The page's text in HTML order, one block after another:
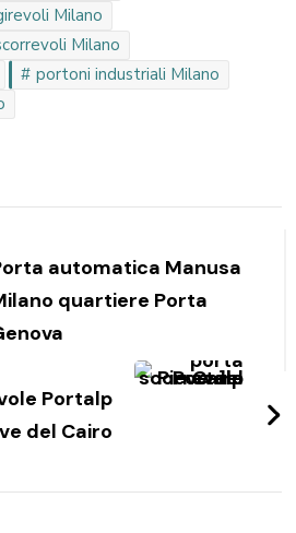
Milano
Milano
portoni industriali Milano
automatica Manusa
quartiere Porta
Portalp
del Cairo